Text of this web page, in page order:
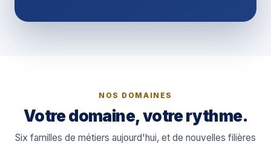
NOS DOMAINES
Votre domaine, votre rythme.
Six familles de métiers aujourd'hui, et de nouvelles filières